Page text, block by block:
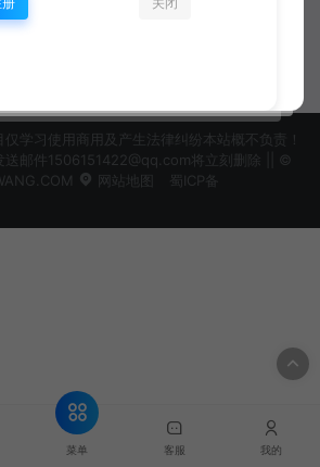
学习使用商用及产生法律纠纷本站概不负责！
送邮件1506151422@qq.com将立刻删除 || ©
网站地图
蜀ICP备
菜单 客服 我的